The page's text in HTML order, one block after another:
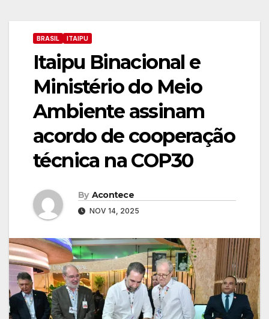
BRASIL ITAIPU
Itaipu Binacional e
Ministério do Meio
Ambiente assinam
acordo de cooperação
técnica na COP30
By Acontece
NOV 14, 2025